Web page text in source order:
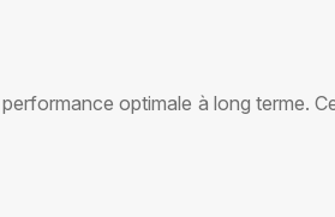
optimale à long terme.